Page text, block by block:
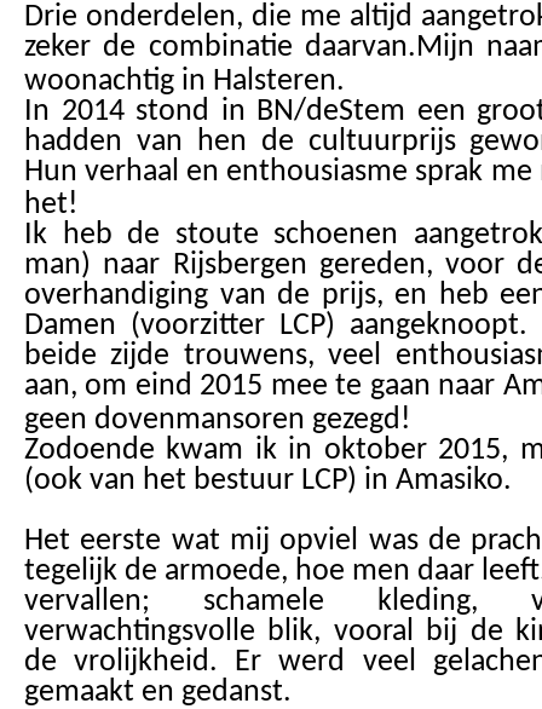
Drie onderdelen, die me altijd
zeker de combinatie daarvan. Mijn
woonachtig in Halsteren.
In 2014 stond in BN/deStem een
hadden van hen de cultuurprijs
Hun verhaal en enthousiasme sprak
het!
Ik heb de stoute schoenen
man) naar Rijsbergen gereden, voor
overhandiging van de prijs, en heb
Damen (voorzitter LCP)
beide zijde trouwens, veel
aan, om eind 2015 mee te gaan naar
geen dovenmansoren gezegd!
Zodoende kwam ik in oktober 2015,
(ook van het bestuur LCP) in Amasiko.
Het eerste wat mij opviel was de
tegelijk de armoede, hoe men daar
vervallen; schamele
verwachtingsvolle blik, vooral bij de
de vrolijkheid. Er werd veel
gemaakt en gedanst.